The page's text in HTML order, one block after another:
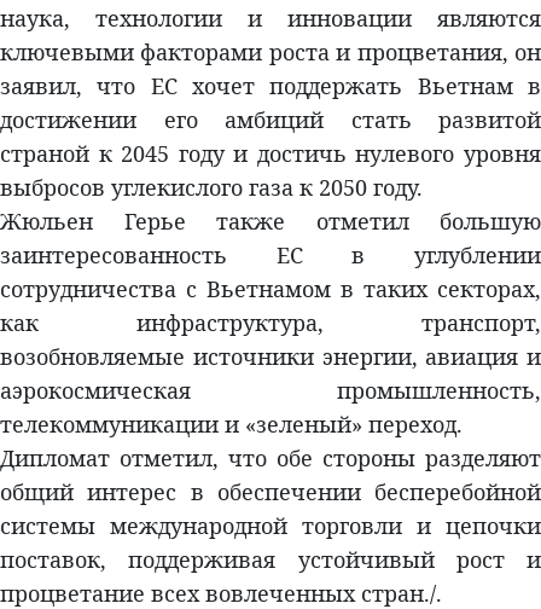
наука, технологии и инновации являются
ключевыми факторами роста и процветания, он
заявил, что ЕС хочет поддержать Вьетнам в
достижении его амбиций стать развитой
страной к 2045 году и достичь нулевого уровня
выбросов углекислого газа к 2050 году.
Жюльен Герье также отметил большую
заинтересованность ЕС в углублении
сотрудничества с Вьетнамом в таких секторах,
как инфраструктура, транспорт,
возобновляемые источники энергии, авиация и
аэрокосмическая промышленность,
телекоммуникации и «зеленый» переход.
Дипломат отметил, что обе стороны разделяют
общий интерес в обеспечении бесперебойной
системы международной торговли и цепочки
поставок, поддерживая устойчивый рост и
процветание всех вовлеченных стран./.